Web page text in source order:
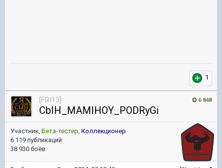
1
6 848
[FRI13]
CbIH_MAMIHOY_PODRyGi
Участник, Бета-тестер, Коллекционер
6 119 публикаций
38 930 боёв